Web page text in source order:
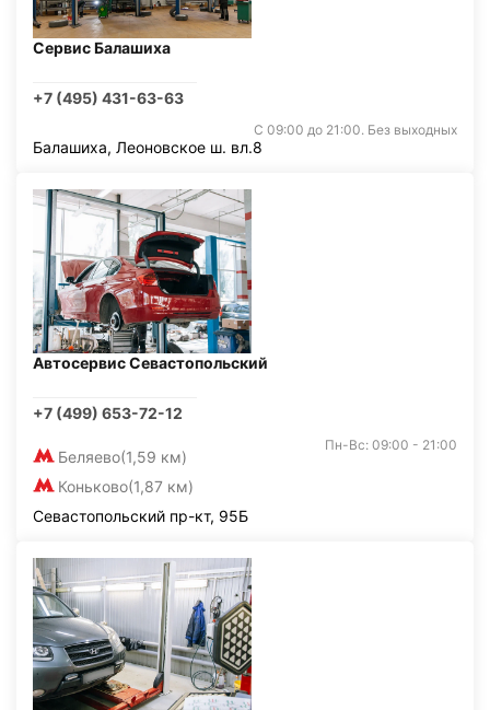
Сервис Балашиха
+7 (495) 431-63-63
С 09:00 до 21:00. Без выходных
Балашиха, Леоновское ш. вл.8
Автосервис Севастопольский
+7 (499) 653-72-12
Беляево(1,59 км)
Коньково(1,87 км)
Пн-Вс: 09:00 - 21:00
Севастопольский пр-кт, 95Б